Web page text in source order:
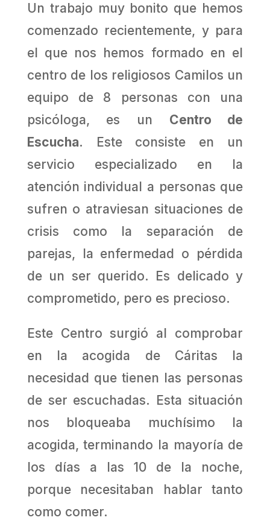
Un trabajo muy bonito que hemos
comenzado recientemente, y para
el que nos hemos formado en el
centro de los religiosos Camilos un
equipo de 8 personas con una
psicóloga, es un Centro de
Escucha. Este consiste en un
servicio especializado en la
atención individual a personas que
sufren o atraviesan situaciones de
crisis como la separación de
parejas, la enfermedad o pérdida
de un ser querido. Es delicado y
comprometido, pero es precioso.
Este Centro surgió al comprobar
en la acogida de Cáritas la
necesidad que tienen las personas
de ser escuchadas. Esta situación
nos bloqueaba muchísimo la
acogida, terminando la mayoría de
los días a las 10 de la noche,
porque necesitaban hablar tanto
como comer.